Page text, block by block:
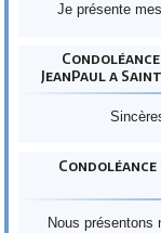
Je présente
Condoléance
JeanPaul a
Nous